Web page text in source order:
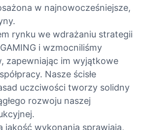
w najnowocześniejsze,
rynku we wdrażaniu strategii
i wzmocniliśmy
zapewniając im wyjątkowe
Nasze ścisłe
uczciwości tworzy solidny
rozwoju naszej
jakość wykonania sprawiają,